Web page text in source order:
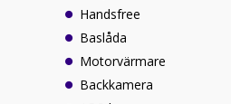
Handsfree
Baslåda
Motorvärmare
Backkamera